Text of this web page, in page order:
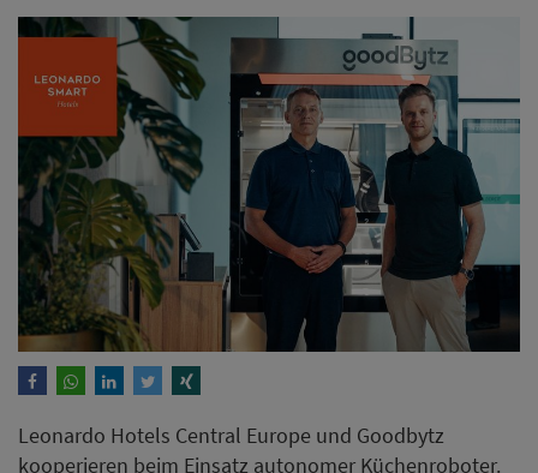
Leonardo Hotels Central Europe und Goodbytz
kooperieren beim Einsatz autonomer Küchenroboter.